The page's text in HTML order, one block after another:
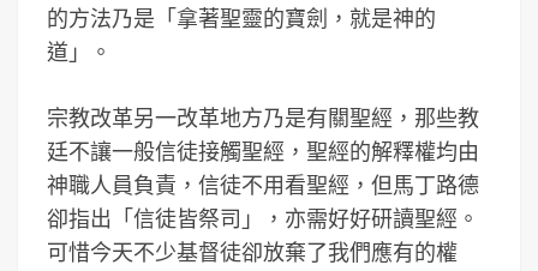
的方法乃是「拿著聖靈的寶劍，就是神的
道」。
宗教改革另一改革地方乃是有關聖經，那些教
廷不讓一般信徒接觸聖經，聖經的解釋權均由
神職人員負責，信徒不用看聖經，但馬丁路德
卻指出「信徒皆祭司」，亦需好好研讀聖經。
可惜今天不少基督徒卻放棄了我們應有的權